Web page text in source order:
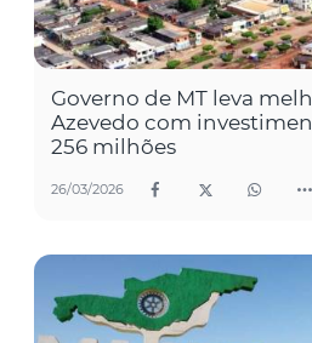
Governo de MT leva
Azevedo com
256 milhões
26/03/2026